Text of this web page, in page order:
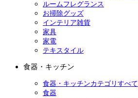
ルームフレグランス
お掃除グッズ
インテリア雑貨
家具
家電
テキスタイル
食器・キッチン
食器・キッチンカテゴリすべて
食器